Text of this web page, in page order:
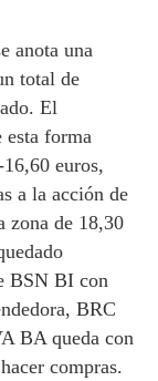
anota una
total de
El
esta forma
euros,
a la acción de
zona de 18,30
BSN BI con
BRC
BA queda con
compras.